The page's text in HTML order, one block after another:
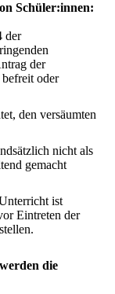
Schüler:innen:
der
der
oder
den versäumten
nicht als
gemacht
ist
Eintreten der
die